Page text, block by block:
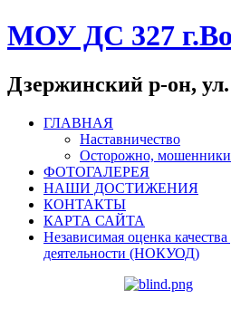
МОУ ДС 327
Дзержинский р-он,
ГЛАВНАЯ
Наставничество
Осторожно,
ФОТОГАЛЕРЕЯ
НАШИ ДОСТИЖЕНИЯ
КОНТАКТЫ
КАРТА САЙТА
Независимая оценка
деятельности (НОКУОД)